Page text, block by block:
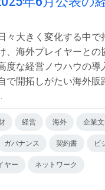
々大きく変化する中で
、海外プレイヤーとの
度な経営ノウハウの導
で開拓しがたい海外販
経営 海外 企業
ガバナンス 契約書 ビ
ヤー ネットワーク